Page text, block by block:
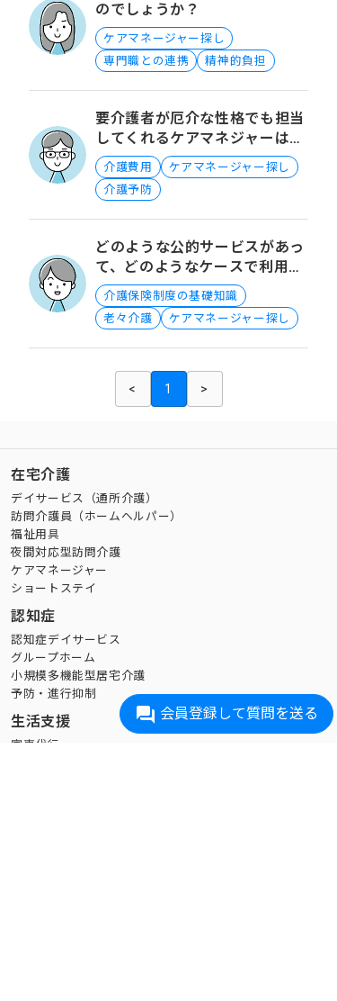
会員登録して質問を送る
のでしょうか？
ケアマネージャー探し
専門職との連携
精神的負担
要介護者が厄介な性格でも担当
してくれるケアマネジャーは見
つかる？
介護費用
ケアマネージャー探し
介護予防
どのような公的サービスがあっ
て、どのようなケースで利用で
きますか？
介護保険制度の基礎知識
老々介護
ケアマネージャー探し
< 1 >
在宅介護
デイサービス（通所介護）
訪問介護員（ホームヘルパー）
福祉用具
夜間対応型訪問介護
ケアマネージャー
ショートステイ
認知症
認知症デイサービス
グループホーム
小規模多機能型居宅介護
予防・進行抑制
生活支援
家事代行